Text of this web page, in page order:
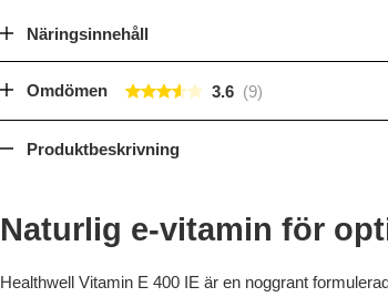
Näringsinnehåll
Omdömen 3.6
Produktbeskrivning
Naturlig e-vitamin för
Healthwell Vitamin E 400 IE är en noggrant